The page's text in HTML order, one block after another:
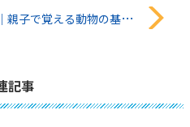
で覚える動物の基本英単語
記事